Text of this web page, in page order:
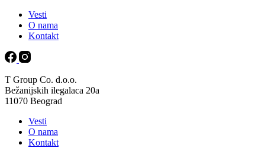
Vesti
O nama
Kontakt
T Group Co. d.o.o.
Bežanijskih ilegalaca 20a
11070 Beograd
Vesti
O nama
Kontakt